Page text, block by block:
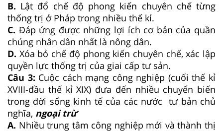
B. Lật đổ chế độ phong kiến chuyên chế từng
thống trị ở Pháp trong nhiều thế kỉ.
C. Đáp ứng được những lợi ích cơ bản của quần
chúng nhân dân nhất là nông dân.
D. Xóa bỏ chế độ phong kiến chuyên chế, xác lập
quyền lực thống trị của giai cấp tư sản.
Câu 3: Cuộc cách mạng công nghiệp (cuối thế kỉ
XVIII-đầu thế kỉ XIX) đưa đến nhiều chuyển biến
trong đời sống kinh tế của các nước tư bản chủ
nghĩa, ngoại trừ
A. Nhiều trung tâm công nghiệp mới và thành thị